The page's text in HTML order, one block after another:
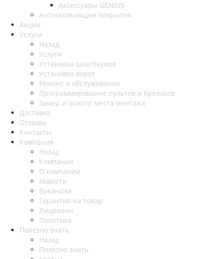
Аксессуары GENIUS
Антискользящие покрытия
Акции
Услуги
Назад
Услуги
Установка шлагбаумов
Установка ворот
Ремонт и обслуживание
Программирование пультов и брелоков
Замер и осмотр места монтажа
Доставка
Отзывы
Контакты
Компания
Назад
Компания
О компании
Новости
Вакансии
Гарантия на товар
Лицензии
Политика
Полезно знать
Назад
Полезно знать